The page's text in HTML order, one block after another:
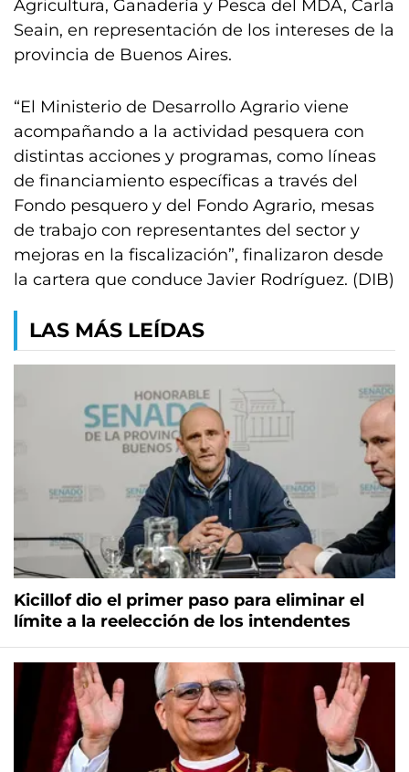
Agricultura, Ganadería y Pesca del MDA, Carla
Seain, en representación de los intereses de la
provincia de Buenos Aires.
“El Ministerio de Desarrollo Agrario viene
acompañando a la actividad pesquera con
distintas acciones y programas, como líneas
de financiamiento específicas a través del
Fondo pesquero y del Fondo Agrario, mesas
de trabajo con representantes del sector y
mejoras en la fiscalización”, finalizaron desde
la cartera que conduce Javier Rodríguez. (DIB)
LAS MÁS LEÍDAS
Kicillof dio el primer paso para eliminar el
límite a la reelección de los intendentes